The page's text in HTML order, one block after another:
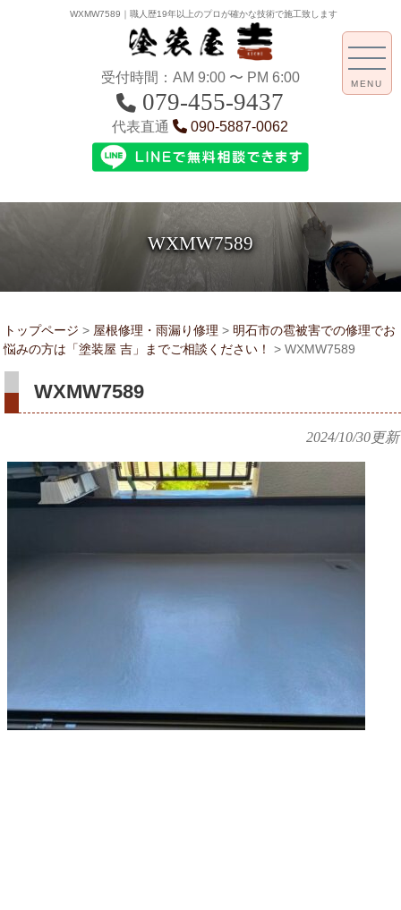
WXMW7589｜職人歴19年以上のプロが確かな技術で施工致します
受付時間：AM 9:00 〜 PM 6:00
079-455-9437
代表直通 090-5887-0062
WXMW7589
MENU
トップページ > 屋根修理・雨漏り修理 > 明石市の雹被害での修理でお
悩みの方は「塗装屋 吉」までご相談ください！
> WXMW7589
WXMW7589
2024/10/30更新